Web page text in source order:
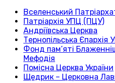
Вселенський
Патріархія УПЦ (ПЦУ)
Андріївська Церква
Тернопільська
Фонд пам’яті
Мефодія
Помісна Церква України
Щедрик – Церковна